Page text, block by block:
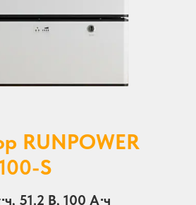
RUNPOWER
S
51.2 В, 100 А⋅ч